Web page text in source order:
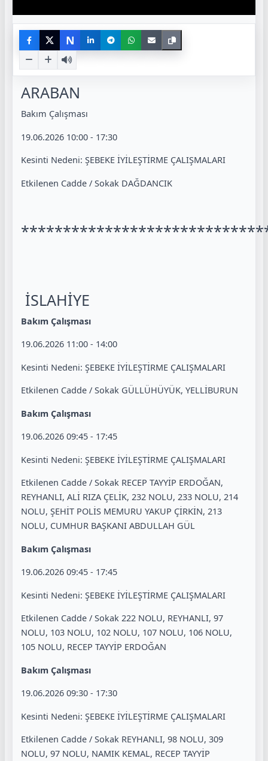
N
ARABAN
Bakım Çalışması
19.06.2026 10:00 - 17:30
Kesinti Nedeni: ŞEBEKE İYİLEŞTİRME ÇALIŞMALARI
Etkilenen Cadde / Sokak DAĞDANCIK
İSLAHİYE
Bakım Çalışması
19.06.2026 11:00 - 14:00
Kesinti Nedeni: ŞEBEKE İYİLEŞTİRME ÇALIŞMALARI
Etkilenen Cadde / Sokak GÜLLÜHÜYÜK, YELLİBURUN
Bakım Çalışması
19.06.2026 09:45 - 17:45
Kesinti Nedeni: ŞEBEKE İYİLEŞTİRME ÇALIŞMALARI
Etkilenen Cadde / Sokak RECEP TAYYİP ERDOĞAN,
REYHANLI, ALİ RIZA ÇELİK, 232 NOLU, 233 NOLU, 214
NOLU, ŞEHİT POLİS MEMURU YAKUP ÇİRKİN, 213
NOLU, CUMHUR BAŞKANI ABDULLAH GÜL
Bakım Çalışması
19.06.2026 09:45 - 17:45
Kesinti Nedeni: ŞEBEKE İYİLEŞTİRME ÇALIŞMALARI
Etkilenen Cadde / Sokak 222 NOLU, REYHANLI, 97
NOLU, 103 NOLU, 102 NOLU, 107 NOLU, 106 NOLU,
105 NOLU, RECEP TAYYİP ERDOĞAN
Bakım Çalışması
19.06.2026 09:30 - 17:30
Kesinti Nedeni: ŞEBEKE İYİLEŞTİRME ÇALIŞMALARI
Etkilenen Cadde / Sokak REYHANLI, 98 NOLU, 309
NOLU, 97 NOLU, NAMIK KEMAL, RECEP TAYYİP